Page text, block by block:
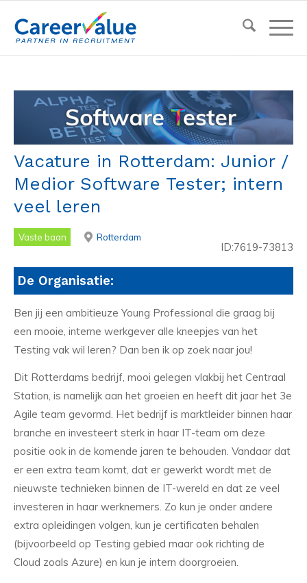
Vacature in Rotterdam: Junior /
Medior Software Tester; intern
veel leren
Vaste baan Rotterdam
ID:7619-73813
De Organisatie:
Ben jij een ambitieuze Young Professional die graag bij
een mooie, interne werkgever alle kneepjes van het
Testing vak wil leren? Dan ben ik op zoek naar jou!
Dit Rotterdams bedrijf, mooi gelegen vlakbij het Centraal
Station, is namelijk aan het groeien en heeft dit jaar het 3e
Agile team gevormd. Het bedrijf is marktleider binnen haar
branche en investeert sterk in haar IT-team om deze
positie ook in de komende jaren te behouden. Vandaar dat
er een extra team komt, dat er gewerkt wordt met de
nieuwste technieken binnen de IT-wereld en dat ze veel
investeren in haar werknemers. Zo kun je onder andere
extra opleidingen volgen, kun je certificaten behalen
(bijvoorbeeld op Testing gebied maar ook richting de
Cloud zoals Azure) en kun je intern doorgroeien.